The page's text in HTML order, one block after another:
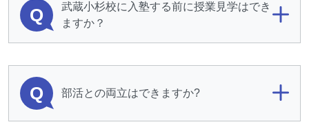
Q
武蔵小杉校に入塾する前に授業見学はでき
ますか？
Q 部活との両立はできますか?